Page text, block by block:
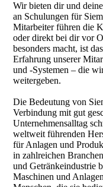
Wir bieten dir und
an Schulungen für
Mitarbeiter führen die
oder direkt bei dir vor
besonders macht, ist
Erfahrung unserer
und -Systemen – die
weitergeben.
Die Bedeutung von
Verbindung mit gut
Unternehmensalltag
weltweit führenden
für Anlagen und
in zahlreichen
und Getränkeindustrie
Maschinen und